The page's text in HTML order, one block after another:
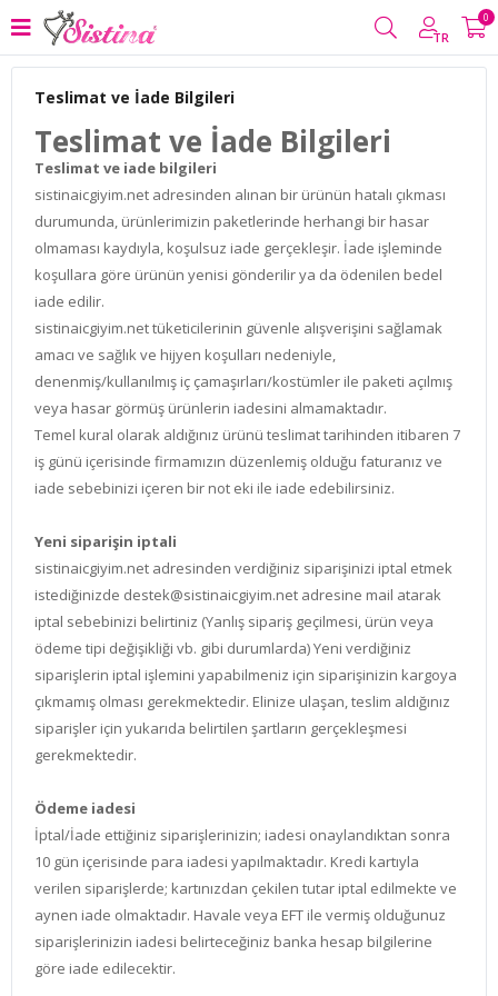
TR
0
Teslimat ve İade Bilgileri
Teslimat ve İade Bilgileri
Teslimat ve iade bilgileri
sistinaicgiyim.net adresinden alınan bir ürünün hatalı çıkması
durumunda, ürünlerimizin paketlerinde herhangi bir hasar
olmaması kaydıyla, koşulsuz iade gerçekleşir. İade işleminde
koşullara göre ürünün yenisi gönderilir ya da ödenilen bedel
iade edilir.
sistinaicgiyim.net tüketicilerinin güvenle alışverişini sağlamak
amacı ve sağlık ve hijyen koşulları nedeniyle,
denenmiş/kullanılmış iç çamaşırları/kostümler ile paketi açılmış
veya hasar görmüş ürünlerin iadesini almamaktadır.
Temel kural olarak aldığınız ürünü teslimat tarihinden itibaren 7
iş günü içerisinde firmamızın düzenlemiş olduğu faturanız ve
iade sebebinizi içeren bir not eki ile iade edebilirsiniz.
Yeni siparişin iptali
sistinaicgiyim.net adresinden verdiğiniz siparişinizi iptal etmek
istediğinizde destek@sistinaicgiyim.net adresine mail atarak
iptal sebebinizi belirtiniz (Yanlış sipariş geçilmesi, ürün veya
ödeme tipi değişikliği vb. gibi durumlarda) Yeni verdiğiniz
siparişlerin iptal işlemini yapabilmeniz için siparişinizin kargoya
çıkmamış olması gerekmektedir. Elinize ulaşan, teslim aldığınız
siparişler için yukarıda belirtilen şartların gerçekleşmesi
gerekmektedir.
Ödeme iadesi
İptal/İade ettiğiniz siparişlerinizin; iadesi onaylandıktan sonra
10 gün içerisinde para iadesi yapılmaktadır. Kredi kartıyla
verilen siparişlerde; kartınızdan çekilen tutar iptal edilmekte ve
aynen iade olmaktadır. Havale veya EFT ile vermiş olduğunuz
siparişlerinizin iadesi belirteceğiniz banka hesap bilgilerine
göre iade edilecektir.